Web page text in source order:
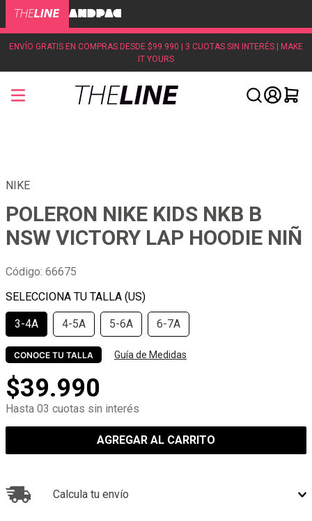
ENVÍO GRATIS EN COMPRAS DESDE $99.990 | 3 CUOTAS SIN INTERÉS | MAKE
IT YOURS
NIKE
POLERON NIKE KIDS NKB B
NSW VICTORY LAP HOODIE NIÑ
Código: 66675
3-4A 4-5A 5-6A 6-7A
CONOCE TU TALLA Guía de Medidas
$39.990
Hasta 03 cuotas sin interés
AGREGAR AL CARRITO
Calcula tu envío